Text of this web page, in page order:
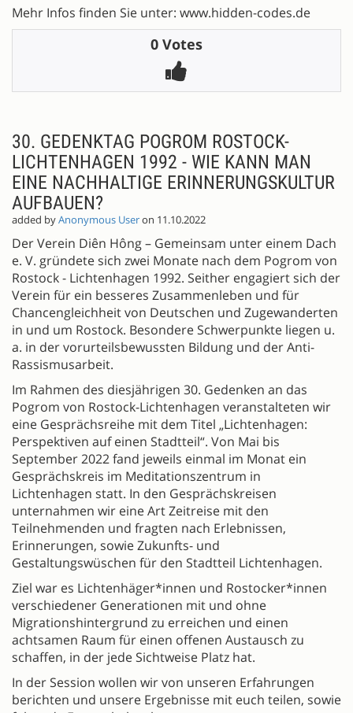
Mehr Infos finden Sie unter: www.hidden-codes.de
0 Votes
30. GEDENKTAG POGROM ROSTOCK-
LICHTENHAGEN 1992 - WIE KANN MAN
EINE NACHHALTIGE ERINNERUNGSKULTUR
AUFBAUEN?
added byAnonymous Useron 11.10.2022
Der Verein Diên Hông – Gemeinsam unter einem Dach
e. V. gründete sich zwei Monate nach dem Pogrom von
Rostock - Lichtenhagen 1992. Seither engagiert sich der
Verein für ein besseres Zusammenleben und für
Chancengleichheit von Deutschen und Zugewanderten
in und um Rostock. Besondere Schwerpunkte liegen u.
a. in der vorurteilsbewussten Bildung und der Anti-
Rassismusarbeit.
Im Rahmen des diesjährigen 30. Gedenken an das
Pogrom von Rostock-Lichtenhagen veranstalteten wir
eine Gesprächsreihe mit dem Titel „Lichtenhagen:
Perspektiven auf einen Stadtteil“. Von Mai bis
September 2022 fand jeweils einmal im Monat ein
Gesprächskreis im Meditationszentrum in
Lichtenhagen statt. In den Gesprächskreisen
unternahmen wir eine Art Zeitreise mit den
Teilnehmenden und fragten nach Erlebnissen,
Erinnerungen, sowie Zukunfts- und
Gestaltungswüschen für den Stadtteil Lichtenhagen.
Ziel war es Lichtenhäger*innen und Rostocker*innen
verschiedener Generationen mit und ohne
Migrationshintergrund zu erreichen und einen
achtsamen Raum für einen offenen Austausch zu
schaffen, in der jede Sichtweise Platz hat.
In der Session wollen wir von unseren Erfahrungen
berichten und unsere Ergebnisse mit euch teilen, sowie